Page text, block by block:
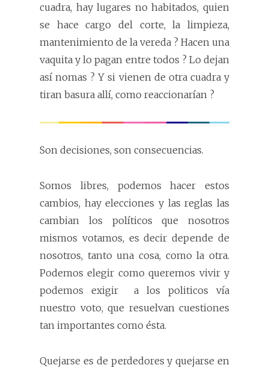
cuadra, hay lugares no habitados, quien
se hace cargo del corte, la limpieza,
mantenimiento de la vereda ? Hacen una
vaquita y lo pagan entre todos ? Lo dejan
así nomas ? Y si vienen de otra cuadra y
tiran basura allí, como reaccionarían ?
Son decisiones, son consecuencias.
Somos libres, podemos hacer estos
cambios, hay elecciones y las reglas las
cambian los políticos que nosotros
mismos votamos, es decir depende de
nosotros, tanto una cosa, como la otra.
Podemos elegir como queremos vivir y
podemos exigir a los politicos vía
nuestro voto, que resuelvan cuestiones
tan importantes como ésta.
Quejarse es de perdedores y quejarse en